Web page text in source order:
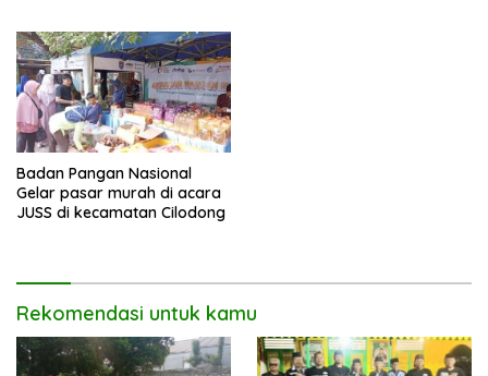
Badan Pangan Nasional
Gelar pasar murah di acara
JUSS di kecamatan Cilodong
Rekomendasi untuk kamu